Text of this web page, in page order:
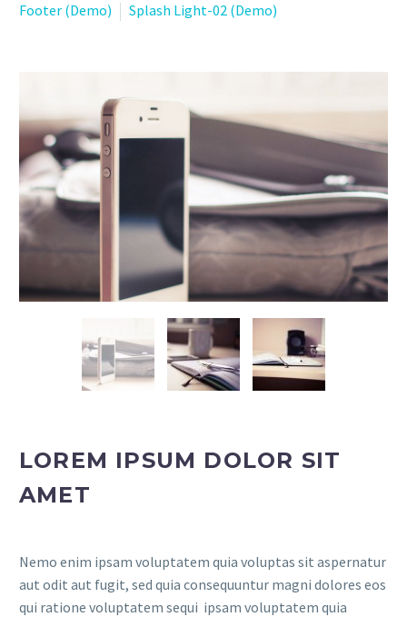
Footer (Demo)
Splash Light-02 (Demo)
LOREM IPSUM DOLOR SIT
AMET
Nemo enim ipsam voluptatem quia voluptas sit aspernatur
aut odit aut fugit, sed quia consequuntur magni dolores eos
qui ratione voluptatem sequi ipsam voluptatem quia